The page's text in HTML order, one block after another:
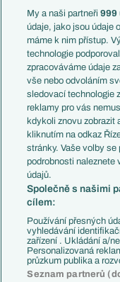
Témata
Představení týmů MS
EuroSkauting
PL v kostce
Evropské koeficienty
Přestupy
Přestupové spekulace
Zranění
Kluby
Arsenal FC
Chelsea FC
Manchester United
AC Milán
Juventus FC
Bayern Mnichov
FC Barcelona
Real Madrid
My a naši partneři999
údaje, jako jsou údaje
máme k nim přístup.
technologie
zpracováváme údaje
vše nebo odvoláním
sledovací technologie
reklamy pro vás
kdykoli znovu zobrazit
kliknutím na odkaz
stránky. Vaše volby
podrobnosti naleznete
údajů.
Společně s našimi
cílem:
Používání přesných
vyhledávání
zařízení . Ukládání a/
Personalizovaná
průzkum publika a
Seznam partnerů